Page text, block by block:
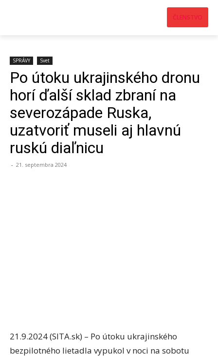
ČLENSTVO
SPRÁVY Svet
Po útoku ukrajinského dronu
horí ďalší sklad zbraní na
severozápade Ruska,
uzatvoriť museli aj hlavnú
ruskú diaľnicu
- 21. septembra 2024
21.9.2024 (SITA.sk) – Po útoku ukrajinského
bezpilotného lietadla vypukol v noci na sobotu